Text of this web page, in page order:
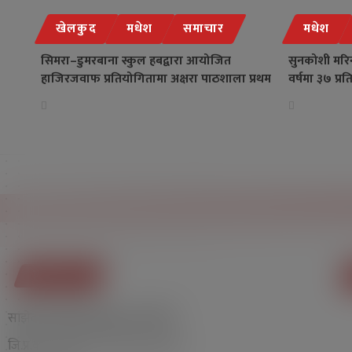
खेलकुद मधेश
समाचार
सिमरा–डुमरबाना स्कुल हबद्वारा आयोजित
हाजिरजवाफ प्रतियोगितामा अक्षरा पाठशाला प्रथम
मधेश
सुनकोशी
वर्षमा ३७
साझेदारी राष्ट्रिय दैनिकद्धारा संचालित
जि.प्र.का. बारा दर्ता न. ६४/२०७२/०७३